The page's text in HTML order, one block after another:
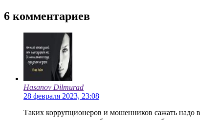
6 комментариев
Hasanov Dilmurad
28 февраля 2023, 23:08
Таких коррупционеров и мошенников сажать надо в